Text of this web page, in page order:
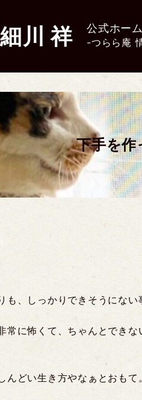
細川 祥 公式ホー
-つらら庵
下手を
、しっかりできそうにない
常に怖くて、ちゃんとでき
んどい生き方やなぁとおもて